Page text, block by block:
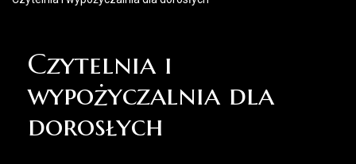
Czytelnia i
wypożyczalnia dla
dorosłych